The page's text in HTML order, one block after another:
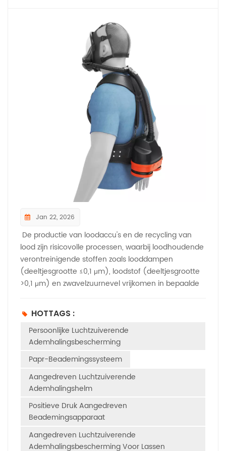
Jan 22, 2026
De productie van loodaccu's en de recycling van
lood zijn risicovolle processen, waarbij loodhoudende
verontreinigende stoffen zoals looddampen
(deeltjesgrootte ≤0,1 μm), loodstof (deeltjesgrootte
>0,1 μm) en zwavelzuurnevel vrijkomen in bepaalde
ernstige bedreiging voor de ademhalingsgezondheid
van werknemers: chronische inademing van lood
kan onherstelbare schade toebrengen aan het
zenuwstelsel, de nieren en het hematopoëtisch
systeem, terwijl zwavelzuurnevel de luchtwegen
hun ontwerp met overdruk, dat lekkage
minimaliseert en ademhalingsvermoeidheid tijdens
lange diensten vermindert, presteren ze beter dan
traditionele ademhalingsmaskers met onderdruk in
situaties met hoge blootstelling en zijn ze onmisbare
beschermingsmiddelen geworden in deze
HOTTAGS :
Persoonlijke Luchtzuiverende
Ademhalingsbescherming
Papr-Beademingssysteem
Aangedreven Luchtzuiverende
Ademhalingshelm
Positieve Druk Aangedreven
Beademingsapparaat
Aangedreven Luchtzuiverende
Ademhalingsbescherming Voor Lassen